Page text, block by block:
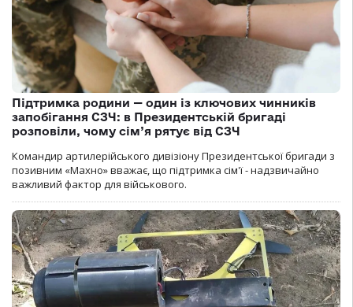
Підтримка родини — один із ключових чинників
запобігання СЗЧ: в Президентській бригаді
розповіли, чому сім’я рятує від СЗЧ
Командир артилерійського дивізіону Президентської бригади з
позивним «Махно» вважає, що підтримка сім'ї - надзвичайно
важливий фактор для військового.